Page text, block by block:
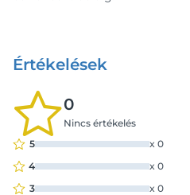
Értékelések
0
Nincs értékelés
5
x 0
4
x 0
3
x 0